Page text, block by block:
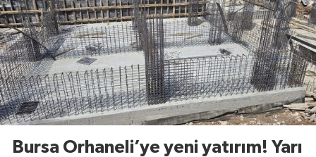
Bursa Orhaneli’ye yeni yatırım! Yarı